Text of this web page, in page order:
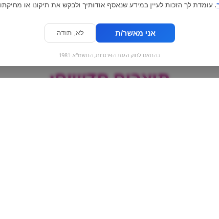
מוצרים חדשים:
. עומדת לך הזכות לעיין במידע שנאסף אודותיך ולבקש את תיקונו או
אני מאשר/ת לא, תודה
בהתאם לחוק הגנת הפרטיות, התשמ"א-1981